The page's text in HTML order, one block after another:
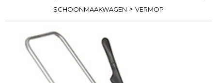
SCHOONMAAKWAGEN > VERMOP